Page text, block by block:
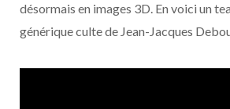
désormais en images 3D. En voici un
générique culte de Jean-Jacques